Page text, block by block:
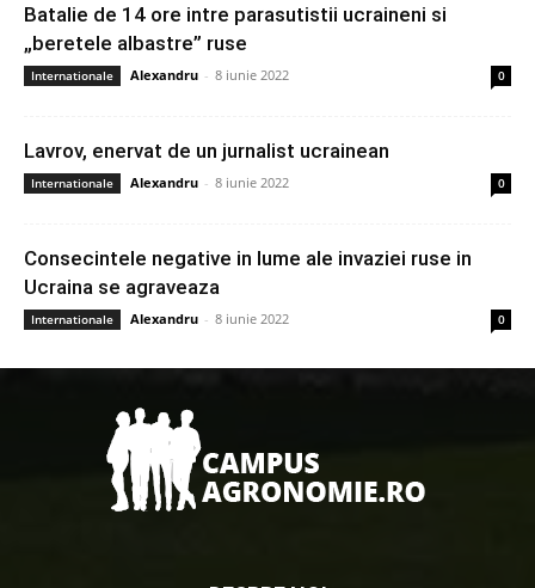
Batalie de 14 ore intre parasutistii ucraineni si
„beretele albastre” ruse
Internationale Alexandru - 8 iunie 2022 0
Lavrov, enervat de un jurnalist ucrainean
Internationale Alexandru - 8 iunie 2022 0
Consecintele negative in lume ale invaziei ruse in
Ucraina se agraveaza
Internationale Alexandru - 8 iunie 2022 0